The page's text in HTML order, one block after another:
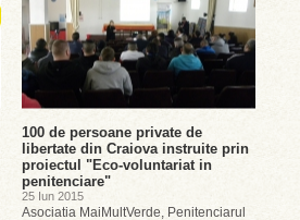
100 de persoane private de
libertate din Craiova instruite prin
proiectul "Eco-voluntariat in
penitenciare"
25 Iun 2015
Asociatia MaiMultVerde, Penitenciarul